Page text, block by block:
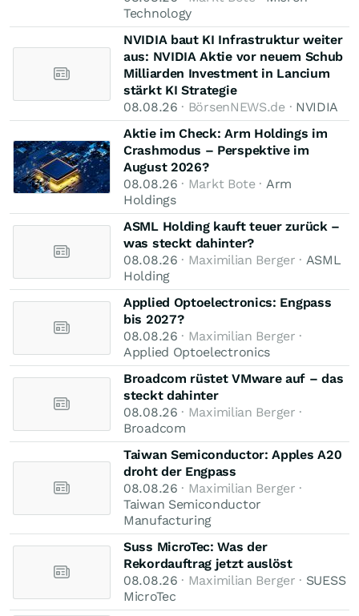
Technology
NVIDIA baut KI Infrastruktur weiter
aus: NVIDIA Aktie vor neuem Schub
Milliarden Investment in Lancium
stärkt KI Strategie
08.08.26 · BörsenNEWS.de · NVIDIA
Aktie im Check: Arm Holdings im
Crashmodus – Perspektive im
August 2026?
08.08.26 · Markt Bote · Arm
Holdings
ASML Holding kauft teuer zurück –
was steckt dahinter?
08.08.26 · Maximilian Berger · ASML
Holding
Applied Optoelectronics: Engpass
bis 2027?
08.08.26 · Maximilian Berger ·
Applied Optoelectronics
Broadcom rüstet VMware auf – das
steckt dahinter
08.08.26 · Maximilian Berger ·
Broadcom
Taiwan Semiconductor: Apples A20
droht der Engpass
08.08.26 · Maximilian Berger ·
Taiwan Semiconductor
Manufacturing
Suss MicroTec: Was der
Rekordauftrag jetzt auslöst
08.08.26 · Maximilian Berger · SUESS
MicroTec